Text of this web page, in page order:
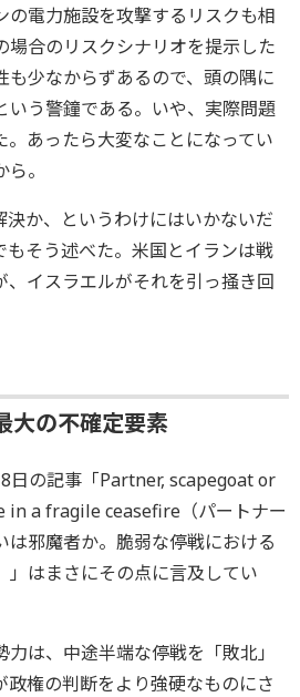
の電力施設を攻撃するリスクも相
場合のリスクシナリオを提示した
も少なからずあるので、頭の隅に
いう警鐘である。いや、実際問題
。あったら大変なことになってい
。
決か、というわけにはいかないだ
もそう述べた。米国とイランは戦
、イスラエルがそれを引っ掻き回
大の不確定要素
日の記事「Partner, scapegoat or
in a fragile ceasefire（パートナー
は邪魔者か。脆弱な停戦における
」はまさにその点に言及してい
は、中途半端な停戦を「敗北」
政権の判断をより強硬なものにさ